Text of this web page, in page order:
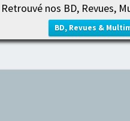
Retrouvé nos BD, Revues,
BD, Revues &